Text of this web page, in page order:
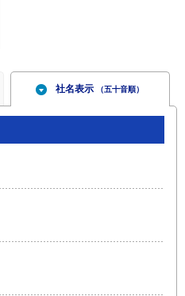
社名表示 （五十音順）